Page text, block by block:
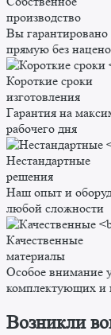
производство
Вы гарантировано
прямую без
Короткие сроки
изготовления
Гарантия на
рабочего дня
Нестандартные
решения
Наш опыт и
любой сложности
Качественные
материалы
Особое внимание
комплектующих и
Возникли